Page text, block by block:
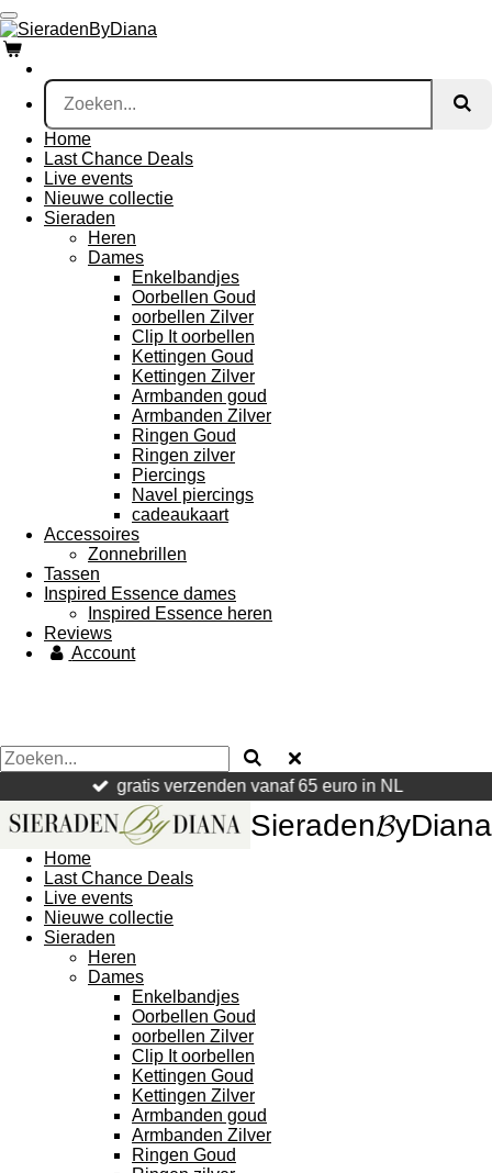
Ga
direct
naar
de
hoofdinhoud
Home
Last Chance Deals
Live events
Nieuwe collectie
Sieraden
Heren
Dames
Enkelbandjes
Oorbellen Goud
oorbellen Zilver
Clip It oorbellen
Kettingen Goud
Kettingen Zilver
Armbanden goud
Armbanden Zilver
Ringen Goud
Ringen zilver
Piercings
Navel piercings
cadeaukaart
Accessoires
Zonnebrillen
Tassen
Inspired Essence dames
Inspired Essence heren
Reviews
Account
gratis verzenden vanaf 65 euro in NL
Sieraden𝓑yDiana
Home
Last Chance Deals
Live events
Nieuwe collectie
Sieraden
Heren
Dames
Enkelbandjes
Oorbellen Goud
oorbellen Zilver
Clip It oorbellen
Kettingen Goud
Kettingen Zilver
Armbanden goud
Armbanden Zilver
Ringen Goud